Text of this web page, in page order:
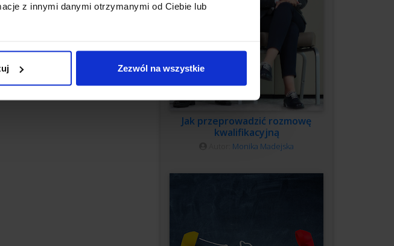
z innymi danymi otrzymanymi od Ciebie lub
Zezwól na wszystkie
Jak przeprowadzić rozmowę
kwalifikacyjną
Monika Madejska